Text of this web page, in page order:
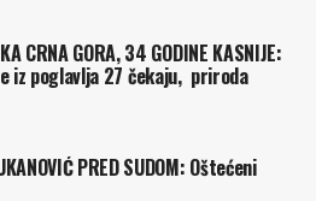
CRNA GORA, 34 GODINE KASNIJE:
iz poglavlja 27 čekaju, priroda
PRED SUDOM: Oštećeni